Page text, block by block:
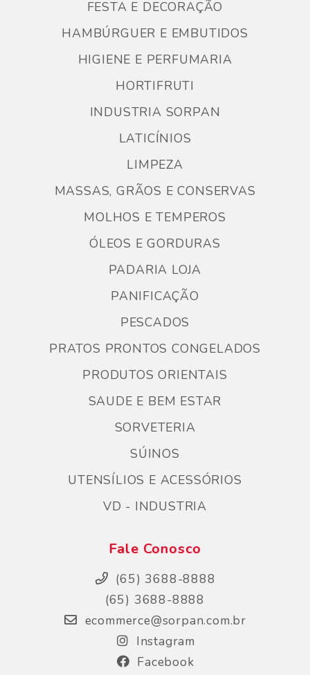
FESTA E DECORAÇÃO
HAMBÚRGUER E EMBUTIDOS
HIGIENE E PERFUMARIA
HORTIFRUTI
INDUSTRIA SORPAN
LATICÍNIOS
LIMPEZA
MASSAS, GRÃOS E CONSERVAS
MOLHOS E TEMPEROS
ÓLEOS E GORDURAS
PADARIA LOJA
PANIFICAÇÃO
PESCADOS
PRATOS PRONTOS CONGELADOS
PRODUTOS ORIENTAIS
SAUDE E BEM ESTAR
SORVETERIA
SÚINOS
UTENSÍLIOS E ACESSÓRIOS
VD - INDUSTRIA
Fale Conosco
(65) 3688-8888
(65) 3688-8888
ecommerce@sorpan.com.br
Instagram
Facebook